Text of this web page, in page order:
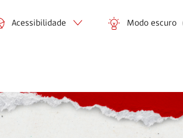
Acessibilidade Modo escuro